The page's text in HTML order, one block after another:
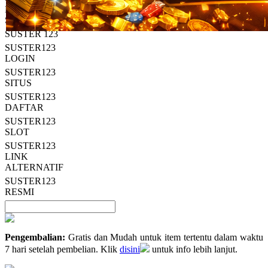
Read
13
Reviews.
Tautan
halaman
yang
sama.
HT OFFICIAL
SUSTER123
SUSTER 123
SUSTER123
LOGIN
SUSTER123
SITUS
SUSTER123
DAFTAR
SUSTER123
SLOT
SUSTER123
LINK
ALTERNATIF
SUSTER123
RESMI
Pengembalian: Gratis dan Mudah untuk item tertentu dalam waktu
7 hari setelah pembelian. Klik disini untuk info lebih lanjut.